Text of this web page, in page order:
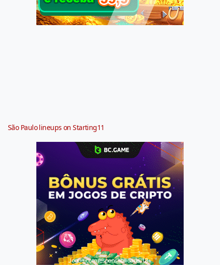
São Paulo lineups on Starting11
Jogue com responsabilidade. 18+